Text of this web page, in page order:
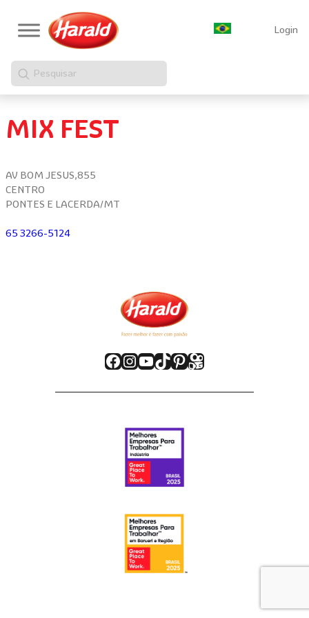
Login
Pesquisar
MIX FEST
AV BOM JESUS,855
CENTRO
PONTES E LACERDA/MT
65 3266-5124
Facebook
Instagram
Youtube
TikTok
Pinterest
Kwai